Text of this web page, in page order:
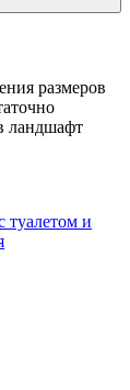
размеров
ландшафт
туалетом и